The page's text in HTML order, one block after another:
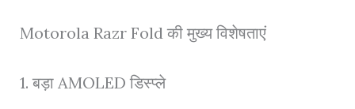
Motorola Razr Fold की मुख्य विशेषताएं
1. बड़ा AMOLED डिस्प्ले